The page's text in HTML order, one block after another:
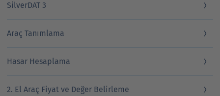
SilverDAT 3
Araç Tanımlama
Hasar Hesaplama
2. El Araç Fiyat ve Değer Belirleme